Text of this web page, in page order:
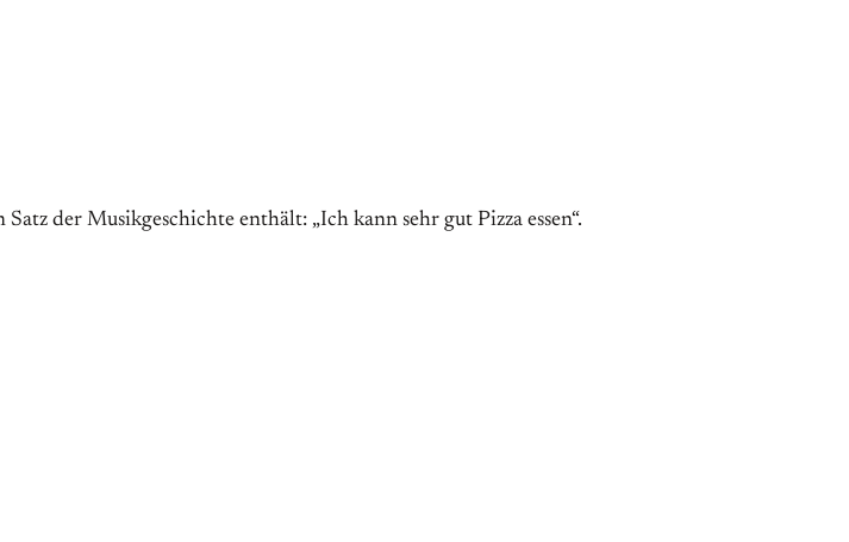
Satz der Musikgeschichte enthält: „Ich kann sehr gut Pizza essen“.